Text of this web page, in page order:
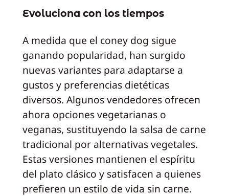
Evoluciona con los tiempos
A medida que el coney dog sigue
ganando popularidad, han surgido
nuevas variantes para adaptarse a
gustos y preferencias dietéticas
diversos. Algunos vendedores ofrecen
ahora opciones vegetarianas o
veganas, sustituyendo la salsa de carne
tradicional por alternativas vegetales.
Estas versiones mantienen el espíritu
del plato clásico y satisfacen a quienes
prefieren un estilo de vida sin carne.